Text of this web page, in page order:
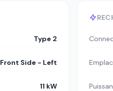
Type 2
Front Side - Left
11 kW